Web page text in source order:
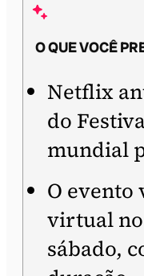
O QUE VOCÊ
Netflix
do
mundial
O evento
virtual no
sábado,